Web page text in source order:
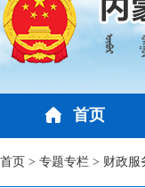
首页
首页 > 专题专栏 > 财政服